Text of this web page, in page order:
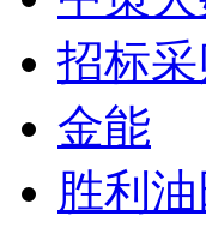
招标
金能
胜利